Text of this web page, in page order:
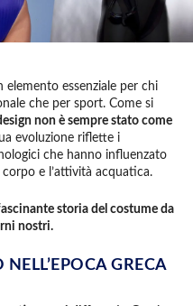
elemento essenziale per chi
che per sport. Come si
non è sempre stato come
evoluzione riflette i
che hanno influenzato
e l’attività acquatica.
storia del costume da
nostri.
GRECA